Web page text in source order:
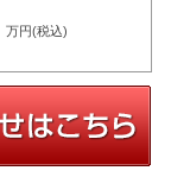
万円(税込)